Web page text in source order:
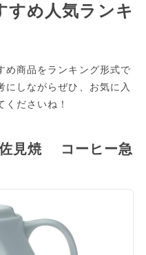
すめ人気ランキ
め商品をランキング形式で
にしながらぜひ、お気に入
ださいね！
見焼 コーヒー急